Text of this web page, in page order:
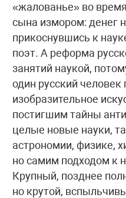
«жалованье» во
сына измором: денег
прикоснувшись к
поэт. А реформа
занятий наукой,
один русский человек
изобразительное
постигшим тайны
целые новые науки,
астрономии, физике,
но самим подходом к
Крупный, позднее
но крутой,